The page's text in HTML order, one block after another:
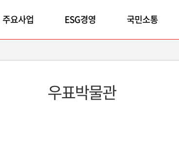
주요사업 ESG경영 국민소통
우표박물관